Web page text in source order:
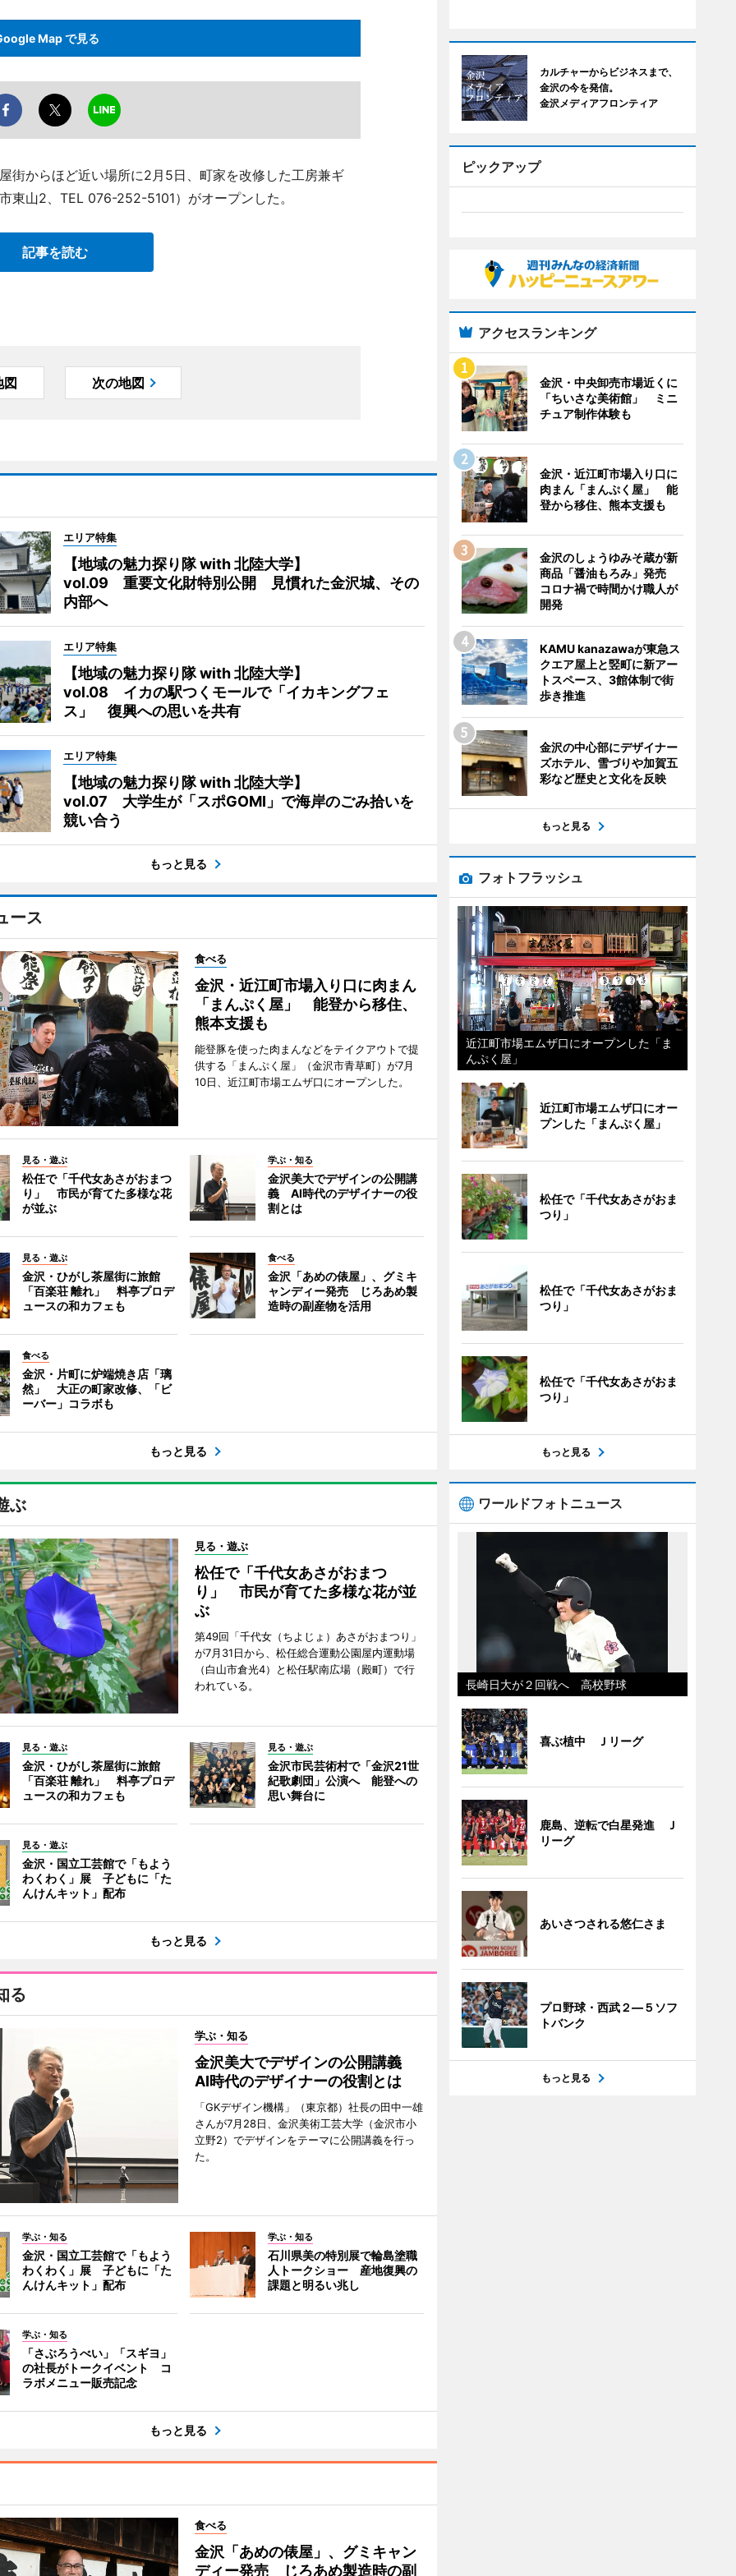
Map で見る
街からほど近い場所に2月5日、町家を改修した工房兼ギ
東山2、TEL 076-252-5101）がオープンした。
記事を読む
図 次の地図
エリア特集
【地域の魅力探り隊 with 北陸大学】
vol.09 重要文化財特別公開 見慣れた金沢城、その
内部へ
エリア特集
【地域の魅力探り隊 with 北陸大学】
vol.08 イカの駅つくモールで「イカキングフェ
ス」 復興への思いを共有
エリア特集
【地域の魅力探り隊 with 北陸大学】
vol.07 大学生が「スポGOMI」で海岸のごみ拾いを
競い合う
もっと見る
ース
食べる
金沢・近江町市場入り口に肉まん
「まんぷく屋」 能登から移住、
熊本支援も
能登豚を使った肉まんなどをテイクアウトで提
供する「まんぷく屋」（金沢市青草町）が7月
10日、近江町市場エムザ口にオープンした。
見る・遊ぶ
松任で「千代女あさがおまつ
り」 市民が育てた多様な花
が並ぶ
学ぶ・知る
金沢美大でデザインの公開講
義 AI時代のデザイナーの役
割とは
見る・遊ぶ
金沢・ひがし茶屋街に旅館
「百楽荘 離れ」 料亭プロデ
ュースの和カフェも
食べる
金沢「あめの俵屋」、グミキ
ャンディー発売 じろあめ製
造時の副産物を活用
食べる
金沢・片町に炉端焼き店「璃
然」 大正の町家改修、「ビ
ーバー」コラボも
もっと見る
ぶ
見る・遊ぶ
松任で「千代女あさがおまつ
り」 市民が育てた多様な花が並
ぶ
第49回「千代女（ちよじょ）あさがおまつり」
が7月31日から、松任総合運動公園屋内運動場
（白山市倉光4）と松任駅南広場（殿町）で行
われている。
見る・遊ぶ
金沢・ひがし茶屋街に旅館
「百楽荘 離れ」 料亭プロデ
ュースの和カフェも
見る・遊ぶ
金沢市民芸術村で「金沢21世
紀歌劇団」公演へ 能登への
思い舞台に
見る・遊ぶ
金沢・国立工芸館で「もよう
わくわく」展 子どもに「た
んけんキット」配布
もっと見る
る
学ぶ・知る
金沢美大でデザインの公開講義
AI時代のデザイナーの役割とは
「GKデザイン機構」（東京都）社長の田中一雄
さんが7月28日、金沢美術工芸大学（金沢市小
立野2）でデザインをテーマに公開講義を行っ
た。
学ぶ・知る
金沢・国立工芸館で「もよう
わくわく」展 子どもに「た
んけんキット」配布
学ぶ・知る
石川県美の特別展で輪島塗職
人トークショー 産地復興の
課題と明るい兆し
学ぶ・知る
「さぶろうべい」「スギヨ」
の社長がトークイベント コ
ラボメニュー販売記念
もっと見る
食べる
金沢「あめの俵屋」、グミキャン
ディー発売 じろあめ製造時の副
カルチャーからビジネスまで、
金沢の今を発信。
金沢メディアフロンティア
ピックアップ
アクセスランキング
金沢・中央卸売市場近くに
「ちいさな美術館」 ミニ
チュア制作体験も
金沢・近江町市場入り口に
肉まん「まんぷく屋」 能
登から移住、熊本支援も
金沢のしょうゆみそ蔵が新
商品「醤油もろみ」発売
コロナ禍で時間かけ職人が
開発
KAMU kanazawaが東急ス
クエア屋上と竪町に新アー
トスペース、3館体制で街
歩き推進
金沢の中心部にデザイナー
ズホテル、雪づりや加賀五
彩など歴史と文化を反映
もっと見る
フォトフラッシュ
近江町市場エムザ口にオープンした「ま
んぷく屋」
近江町市場エムザ口にオー
プンした「まんぷく屋」
松任で「千代女あさがおま
つり」
松任で「千代女あさがおま
つり」
松任で「千代女あさがおま
つり」
もっと見る
ワールドフォトニュース
長崎日大が２回戦へ 高校野球
喜ぶ植中 Ｊリーグ
鹿島、逆転で白星発進 Ｊ
リーグ
あいさつされる悠仁さま
プロ野球・西武２―５ソフ
トバンク
もっと見る